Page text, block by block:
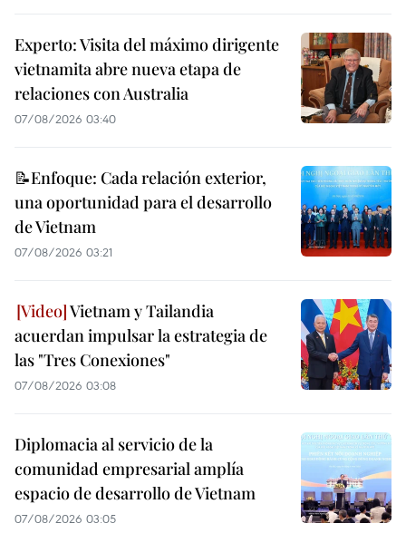
Experto: Visita del máximo dirigente
vietnamita abre nueva etapa de
relaciones con Australia
07/08/2026 03:40
📝Enfoque: Cada relación exterior,
una oportunidad para el desarrollo
de Vietnam
07/08/2026 03:21
Vietnam y Tailandia
acuerdan impulsar la estrategia de
las "Tres Conexiones"
07/08/2026 03:08
Diplomacia al servicio de la
comunidad empresarial amplía
espacio de desarrollo de Vietnam
07/08/2026 03:05